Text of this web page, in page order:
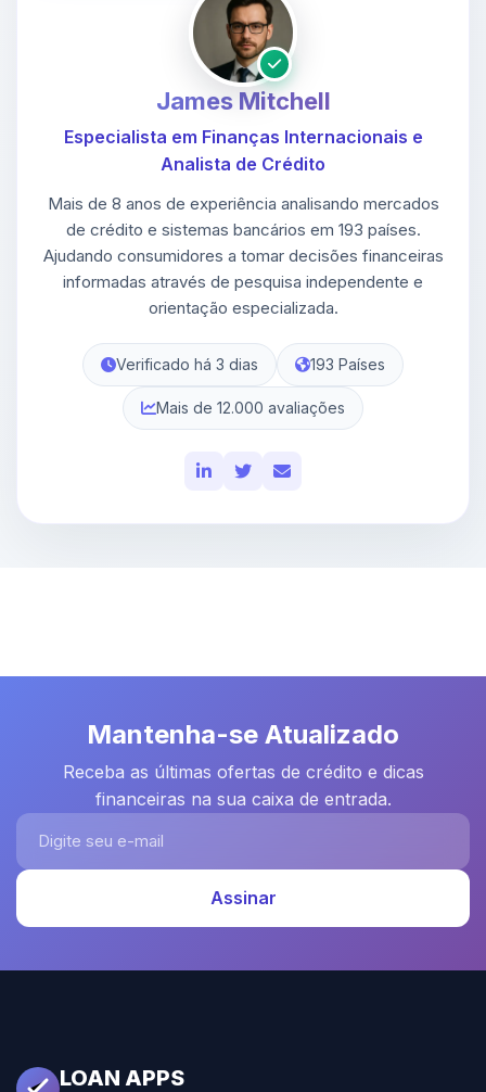
James Mitchell
Especialista em Finanças Internacionais e
Analista de Crédito
Mais de 8 anos de experiência analisando mercados
de crédito e sistemas bancários em 193 países.
Ajudando consumidores a tomar decisões financeiras
informadas através de pesquisa independente e
orientação especializada.
Verificado há 3 dias 193 Países
Mais de 12.000 avaliações
Mantenha-se Atualizado
Receba as últimas ofertas de crédito e dicas
financeiras na sua caixa de entrada.
Digite seu e-mail
Assinar
LOAN APPS